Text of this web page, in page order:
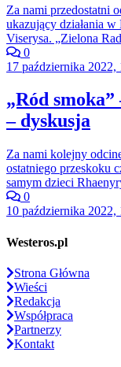
Za nami przedostatni
ukazujący działania
Viserysa. „Zielona
0
17 października 2022,
„Ród
– dyskusja
Za nami kolejny
ostatniego przeskoku
samym dzieci
0
10 października 2022,
Westeros.pl
Strona Główna
Wieści
Redakcja
Współpraca
Partnerzy
Kontakt